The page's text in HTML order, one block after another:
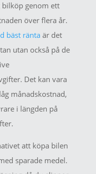
genom ett
över flera år.
bäst räntaär det
utan också på de
Det kan vara
månadskostnad,
i längden på
att köpa bilen
sparade medel.